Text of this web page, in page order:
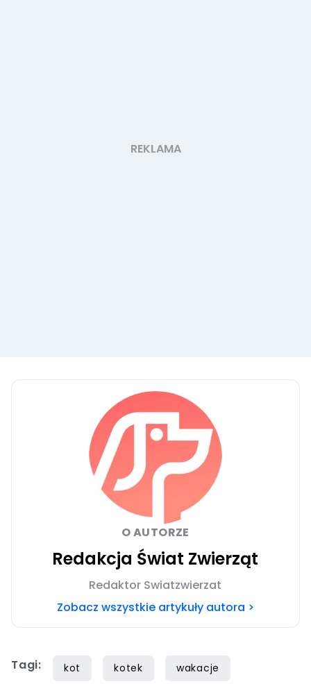
O AUTORZE
Redakcja Świat Zwierząt
Redaktor Swiatzwierzat
Zobacz wszystkie artykuły autora >
Tagi: kot kotek wakacje